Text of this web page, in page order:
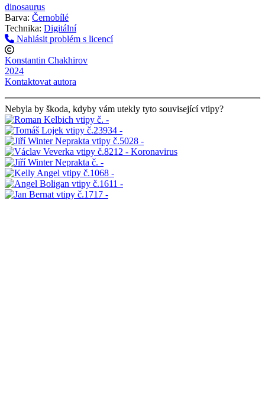
dinosaurus
Barva: Černobílé
Technika: Digitální
Nahlásit problém s licencí
Konstantin Chakhirov
2024
Kontaktovat autora
Nebyla by škoda, kdyby vám utekly tyto související vtipy?